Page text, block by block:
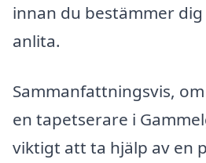
innan du bestämmer
anlita.
Sammanfattningsvis,
en tapetserare i
viktigt att ta hjälp av en